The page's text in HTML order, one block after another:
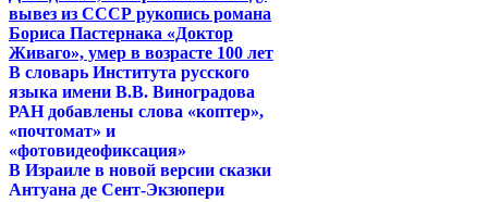
вывез из СССР рукопись романа
Бориса Пастернака «Доктор
Живаго», умер в возрасте 100 лет
В словарь Института русского
языка имени В.В. Виноградова
РАН добавлены слова «коптер»,
«почтомат» и
«фотовидеофиксация»
В Израиле в новой версии сказки
Антуана де Сент-Экзюпери